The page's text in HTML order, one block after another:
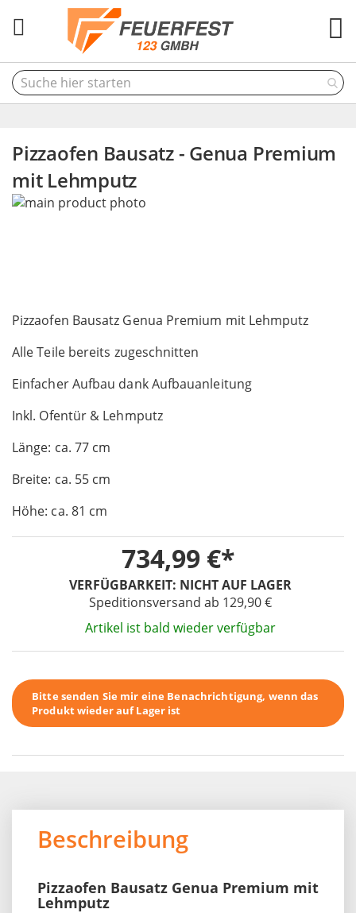
Pizzaofen Bausatz - Genua Premium
mit Lehmputz
Pizzaofen Bausatz Genua Premium mit Lehmputz
Alle Teile bereits zugeschnitten
Einfacher Aufbau dank Aufbauanleitung
Inkl. Ofentür & Lehmputz
Länge: ca. 77 cm
Breite: ca. 55 cm
Höhe: ca. 81 cm
VERFÜGBARKEIT: NICHT AUF LAGER
Speditionsversand ab 129,90 €
Artikel ist bald wieder verfügbar
734,99 €
Bitte senden Sie mir eine Benachrichtigung, wenn das
Produkt wieder auf Lager ist
Skip
gallery
to
beginning
the
images
gallery
Beschreibung
Pizzaofen Bausatz Genua Premium mit
Lehmputz